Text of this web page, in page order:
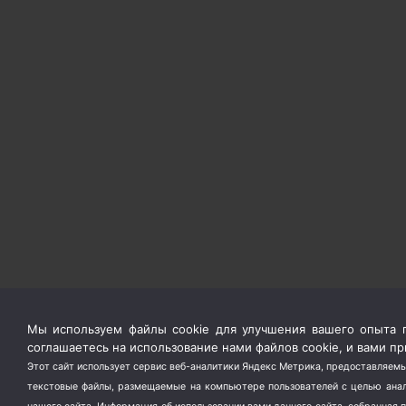
Мы используем файлы cookie для улучшения вашего опыта
соглашаетесь на использование нами файлов cookie, и вами
Этот сайт использует сервис веб-аналитики Яндекс Метрика,
текстовые файлы, размещаемые на компьютере пользователей с целью